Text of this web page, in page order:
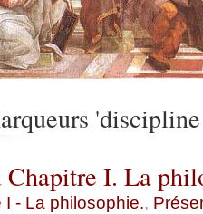
Chapitre I. La
I - La philosophie.,